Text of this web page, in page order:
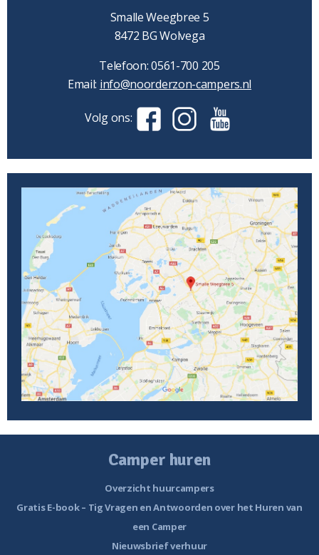
Smalle Weegbree 5
8472 BG Wolvega
Telefoon: 0561-700 205
Email: info@noorderzon-campers.nl
Volg ons:
Camper huren
Overzicht huurcampers
Gratis E-book – Tig Vragen en Antwoorden over het Huren van
een Camper
Nieuwsbrief verhuur